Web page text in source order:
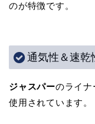
のが特徴です。
通気性＆速乾
ジャスパーのライナ
使用されています。